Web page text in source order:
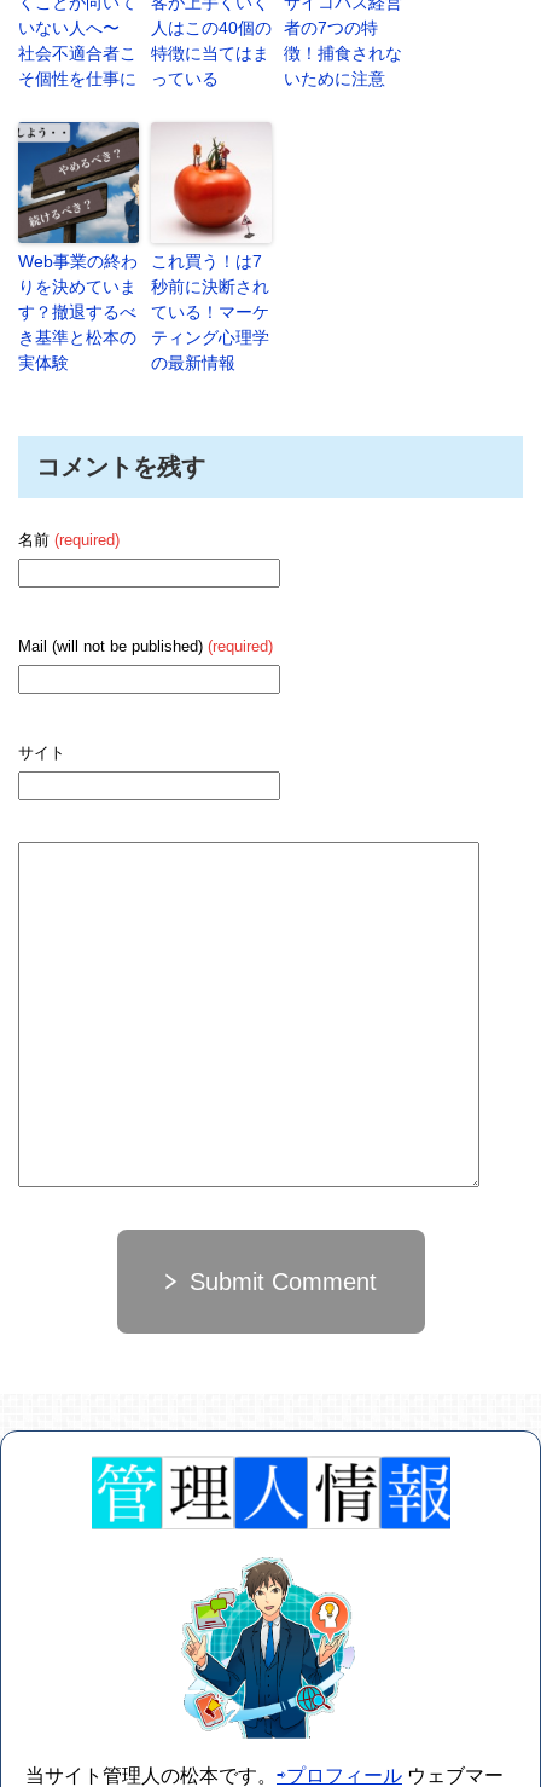
いない人へ〜
社会不適合者こ
そ個性を仕事に
人はこの40個の
特徴に当てはま
っている
者の7つの特
徴！捕食されな
いために注意
Web事業の終わ
りを決めていま
す？撤退するべ
き基準と松本の
実体験
これ買う！は7
秒前に決断され
ている！マーケ
ティング心理学
の最新情報
コメントを残す
名前 (required)
Mail (will not be published) (required)
サイト
Submit Comment
当サイト管理人の松本です。 ⇨プロフィール ウェブマー